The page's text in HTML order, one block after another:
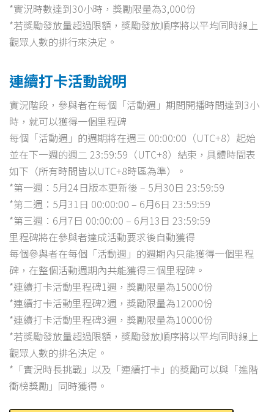
*實況時數達到30小時，獎勵限量為3,000份
*若獎勵發放量超過限額，獎勵發放順序將以平均同時線上
觀眾人數的排行來決定。
連續打卡活動說明
實況階段，參與者在每個「活動週」期間開播時間達到3小
時，就可以獲得一個里程碑
每個「活動週」的週期將在週三 00:00:00（UTC+8）起始
並在下一週的週二 23:59:59（UTC+8）結束，具體時間表
如下（所有時間皆以UTC+8時區為準）。
*第一週：5月24日版本更新後 – 5月30日 23:59:59
*第二週：5月31日 00:00:00 – 6月6日 23:59:59
*第三週：6月7日 00:00:00 – 6月13日 23:59:59
里程碑將在參與者達成活動要求後自動獲得
每個參與者在每個「活動週」的週期內只能獲得一個里程
碑，在整個活動週期內共能獲得三個里程碑。
*連續打卡活動里程碑1週，獎勵限量為15000份
*連續打卡活動里程碑2週，獎勵限量為12000份
*連續打卡活動里程碑3週，獎勵限量為10000份
*若獎勵發放量超過限額，獎勵發放順序將以平均同時線上
觀眾人數的排名決定。
*「實況時長挑戰」以及「連續打卡」的獎勵可以與「進階
衝榜獎勵」同時獲得。